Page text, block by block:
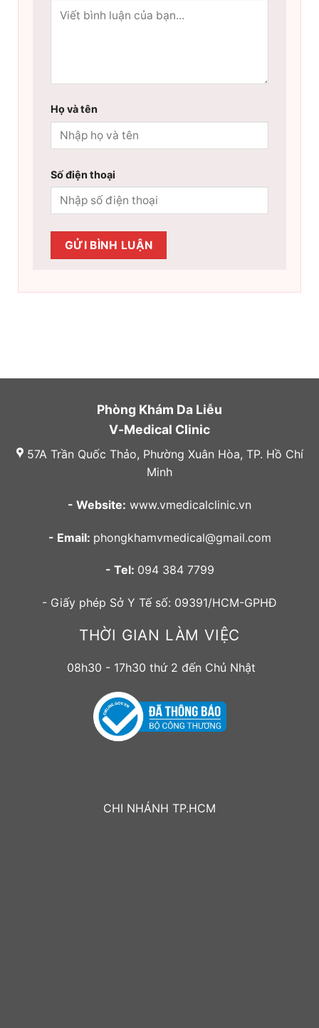
Họ và tên
Số điện thoại
Phòng Khám Da Liễu
V-Medical Clinic
57A Trần Quốc Thảo, Phường Xuân Hòa, TP. Hồ Chí
Minh
- Website: www.vmedicalclinic.vn
- Email: phongkhamvmedical@gmail.com
- Tel: 094 384 7799
- Giấy phép Sở Y Tế số: 09391/HCM-GPHĐ
THỜI GIAN LÀM VIỆC
08h30 - 17h30 thứ 2 đến Chủ Nhật
CHI NHÁNH TP.HCM